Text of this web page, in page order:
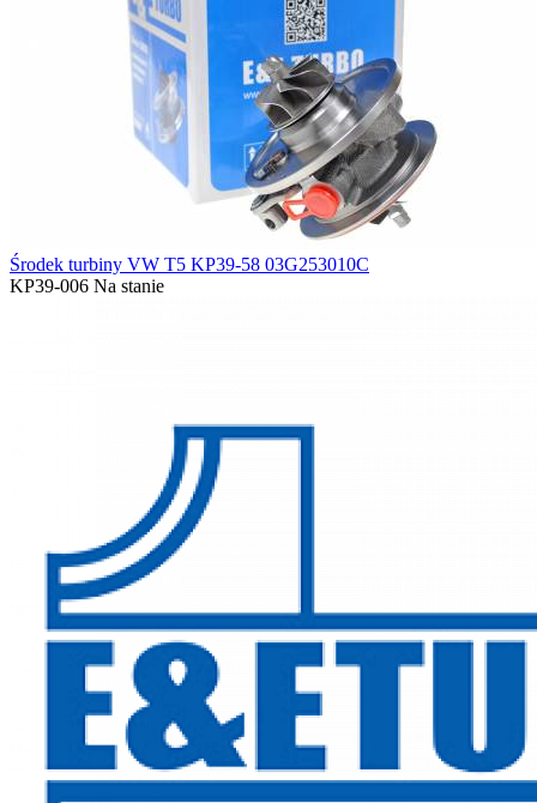
Środek turbiny VW T5 KP39-58 03G253010C
KP39-006 Na stanie